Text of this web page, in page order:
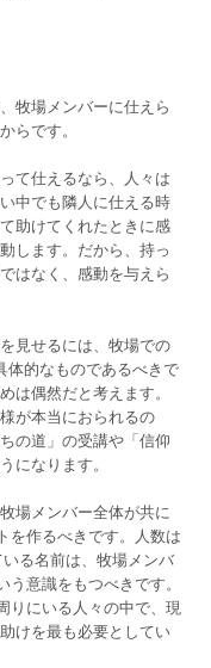
牧場メンバーに仕えら
らです。
て仕えるなら、人々は
中でも隣人に仕える時
助けてくれたときに感
します。だから、持っ
はなく、感動を与えら
見せるには、牧場での
体的なものであるべきで
は偶然だと考えます。
が本当におられるの
の道」の受講や「信仰
になります。
場メンバー全体が共に
を作るべきです。人数は
る名前は、牧場メンバ
意識をもつべきです。
りにいる人々の中で、現
けを最も必要としてい